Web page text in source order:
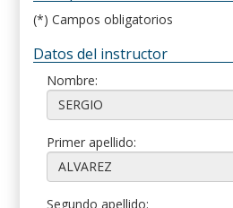
(*) Campos obligatorios
Datos del instructor
Nombre:
Primer apellido:
Segundo apellido: